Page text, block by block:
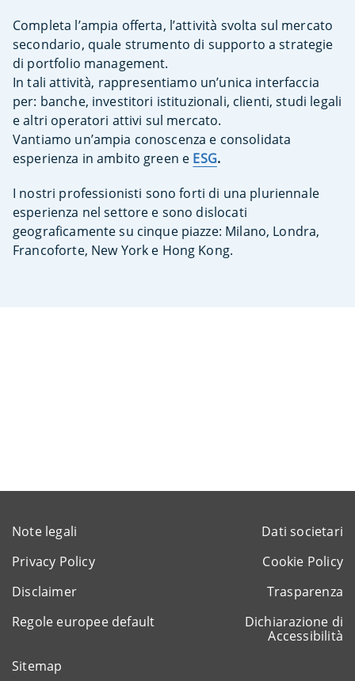
Completa l’ampia offerta, l’attività svolta sul mercato
secondario, quale strumento di supporto a strategie
di portfolio management.
In tali attività, rappresentiamo un’unica interfaccia
per: banche, investitori istituzionali, clienti, studi legali
e altri operatori attivi sul mercato.
Vantiamo un’ampia conoscenza e consolidata
esperienza in ambito green e ESG.
I nostri professionisti sono forti di una pluriennale
esperienza nel settore e sono dislocati
geograficamente su cinque piazze: Milano, Londra,
Francoforte, New York e Hong Kong.
Note legali
Dati societari
Privacy Policy
Cookie Policy
Disclaimer
Trasparenza
Regole europee default
Dichiarazione di
Accessibilità
Sitemap